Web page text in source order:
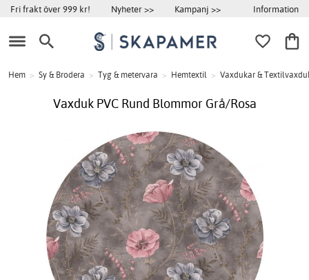
Fri frakt över 999 kr! Nyheter >> Kampanj >> Information
Hem > Sy & Brodera > Tyg & metervara > Hemtextil > Vaxdukar &
Vaxduk PVC Rund Blommor Grå/Rosa